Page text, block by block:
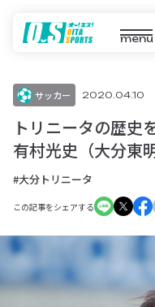
menu
サッカー 2020.04.10
トリニータの歴
有村光史（大分東
#大分トリニータ
この記事をシェアする